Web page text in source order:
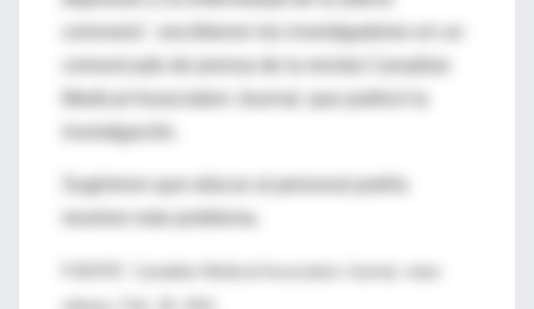
coronaria", escribieron los investigadores en un
investigación.
Sugirieron que educar al personal podría